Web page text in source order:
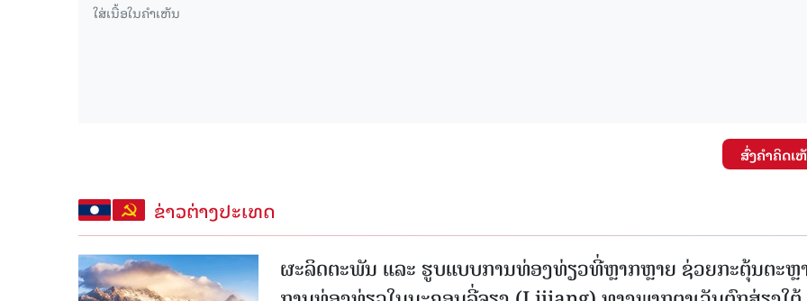
ສົ່ງຄໍາຄິດເ
ຂ່າວຕ່າງປະເທດ
ຜະລິດຕະພັນ ແລະ ຮູບແບບການທ່ອງທ່ຽວທີ່ຫຼາກຫຼາຍ ຊ່ວຍກະຕຸ້ນຕະຫຼ